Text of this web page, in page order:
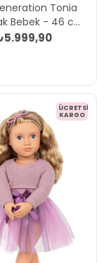
Tonia
Bebek - 46 cm
Renkli
ÜCRETSIZ
KARGO